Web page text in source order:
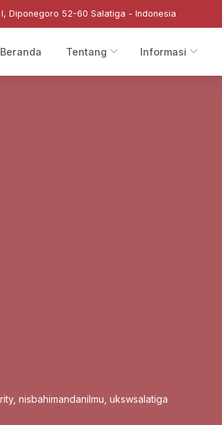
I, Diponegoro 52-60 Salatiga - Indonesia
Beranda Tentang Informasi
, nisbahimandanilmu ukswsalatiga